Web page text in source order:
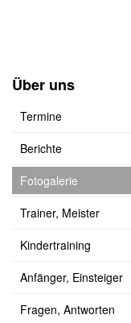
Über uns
Termine
Berichte
Fotogalerie
Trainer, Meister
Kindertraining
Anfänger, Einsteiger
Fragen, Antworten